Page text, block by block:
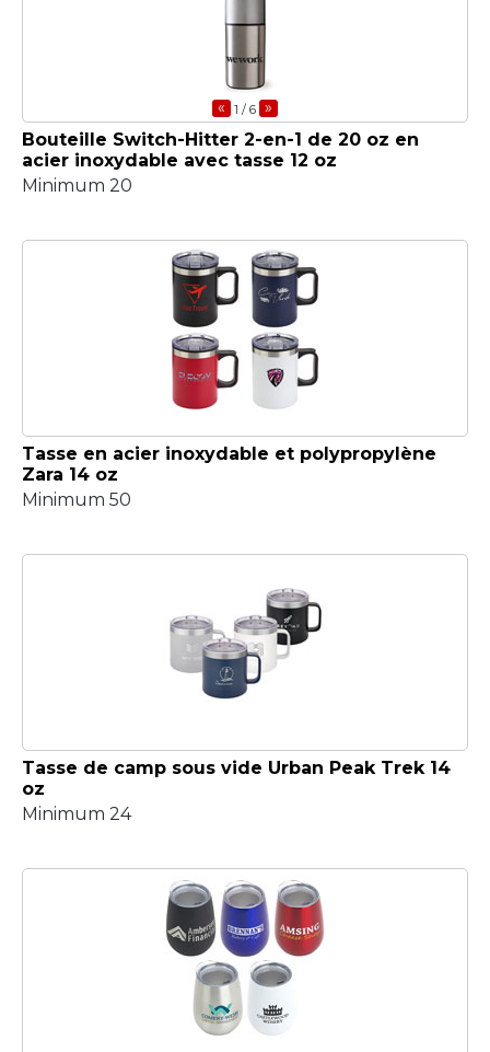
« 1 / 6 »
Bouteille Switch-Hitter 2-en-1 de 20 oz en
acier inoxydable avec tasse 12 oz
Minimum 20
Tasse en acier inoxydable et polypropylène
Zara 14 oz
Minimum 50
Tasse de camp sous vide Urban Peak Trek 14
oz
Minimum 24